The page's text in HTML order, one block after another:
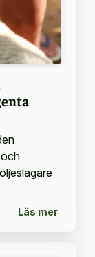
Läs mer